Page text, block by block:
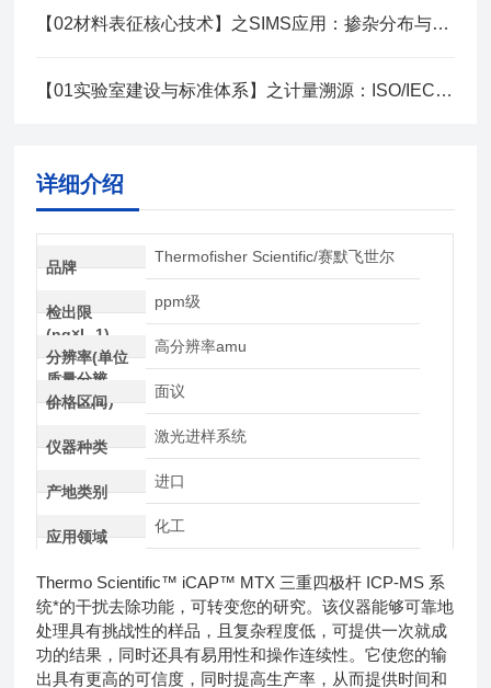
【02材料表征核心技术】之SIMS应用：掺杂分布与扩散研究技术
【01实验室建设与标准体系】之计量溯源：ISO/IEC 17025实验室建设指南
详细介绍
品牌
Thermofisher Scientific/赛默飞世尔
检出限
(ng×L-1)
ppm级
分辨率(单位
质量分辨
率，amu)
高分辨率amu
价格区间
面议
仪器种类
激光进样系统
产地类别
进口
应用领域
化工
Thermo Scientific™ iCAP™ MTX 三重四极杆 ICP-MS 系
统*的干扰去除功能，可转变您的研究。该仪器能够可靠地
处理具有挑战性的样品，且复杂程度低，可提供一次就成
功的结果，同时还具有易用性和操作连续性。它使您的输
出具有更高的可信度，同时提高生产率，从而提供时间和